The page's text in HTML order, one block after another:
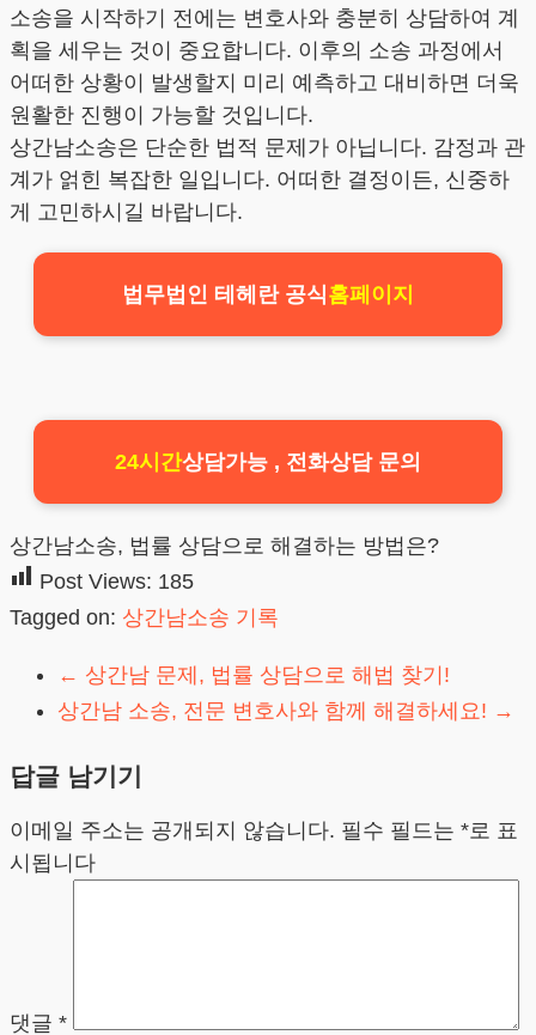
소송을 시작하기 전에는 변호사와 충분히 상담하여 계
획을 세우는 것이 중요합니다. 이후의 소송 과정에서
어떠한 상황이 발생할지 미리 예측하고 대비하면 더욱
원활한 진행이 가능할 것입니다.
상간남소송은 단순한 법적 문제가 아닙니다. 감정과 관
계가 얽힌 복잡한 일입니다. 어떠한 결정이든, 신중하
게 고민하시길 바랍니다.
법무법인 테헤란 공식홈페이지
24시간상담가능 , 전화상담 문의
상간남소송, 법률 상담으로 해결하는 방법은?
Post Views: 185
Tagged on: 상간남소송 기록
← 상간남 문제, 법률 상담으로 해법 찾기!
상간남 소송, 전문 변호사와 함께 해결하세요! →
답글 남기기
이메일 주소는 공개되지 않습니다. 필수 필드는 *로 표
시됩니다
댓글 *